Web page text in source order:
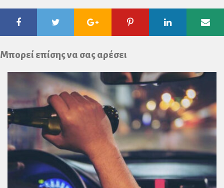
FacebookTwitter Google
Plus
Pinterest Linkedin
Μπορεί επίσης να σας αρέσει